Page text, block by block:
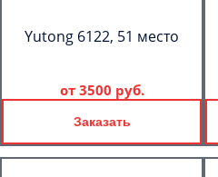
Yutong 6122, 51 место
от 3500 руб.
Заказать